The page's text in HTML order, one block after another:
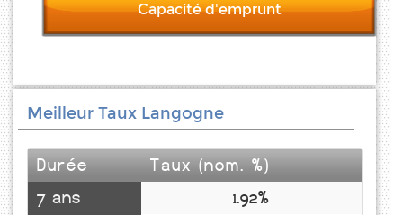
Capacité d'emprunt
Meilleur Taux Langogne
Durée
Taux (nom. %)
7 ans
1.92%